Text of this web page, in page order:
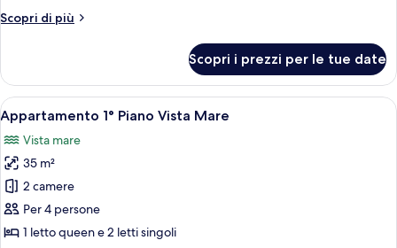
Mare
Scopri di più
Altri
Prestige
Vista
Mare
Scopri i prezzi per le tue date
Apri
tutte
le
foto
per
Appartamento
1°
Un balcone con un tavolo
7
Appartamento 1° Piano Vista Mare
Vista mare
35 m²
2 camere
Per 4 persone
1 letto queen e 2 letti singoli